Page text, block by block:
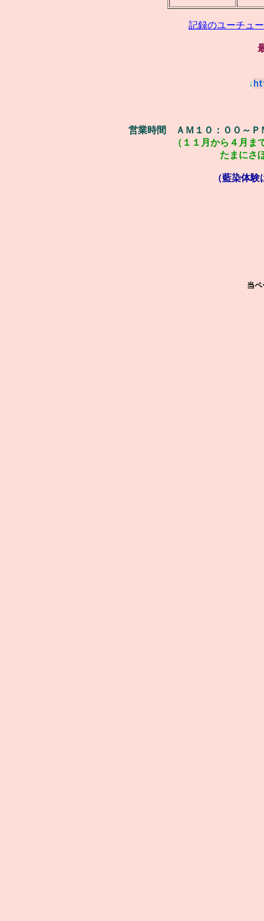
記録のユーチュ
↓
営業時間 ＡＭ１０：００
（１１月から４月
たまにさ
（藍染体
当